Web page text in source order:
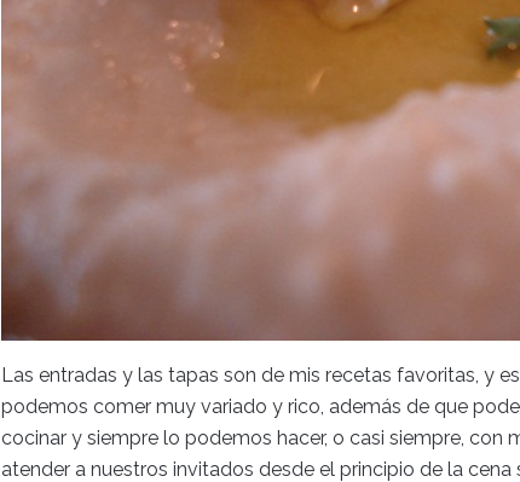
Las entradas y las tapas son de mis recetas favoritas, y
podemos comer muy variado y rico, además de que
cocinar y siempre lo podemos hacer, o casi siempre, con
atender a nuestros invitados desde el principio de la